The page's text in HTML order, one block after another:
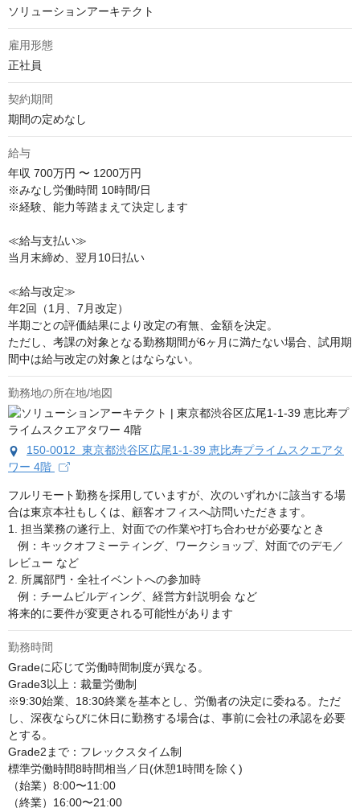
ソリューションアーキテクト
雇用形態
正社員
契約期間
期間の定めなし
給与
年収 700万円 〜 1200万円
※みなし労働時間 10時間/日
※経験、能力等踏まえて決定します
≪給与支払い≫
当月末締め、翌月10日払い
≪給与改定≫
年2回（1月、7月改定）
半期ごとの評価結果により改定の有無、金額を決定。
ただし、考課の対象となる勤務期間が6ヶ月に満たない場合、試用期
間中は給与改定の対象とはならない。
勤務地の所在地/地図
150-0012 東京都渋谷区広尾1-1-39 恵比寿プライムスクエアタ
ワー 4階
フルリモート勤務を採用していますが、次のいずれかに該当する場
合は東京本社もしくは、顧客オフィスへ訪問いただきます。
1. 担当業務の遂行上、対面での作業や打ち合わせが必要なとき
レビュー など
2. 所属部門・全社イベントへの参加時
将来的に要件が変更される可能性があります
勤務時間
Gradeに応じて労働時間制度が異なる。
Grade3以上：裁量労働制
※9:30始業、18:30終業を基本とし、労働者の決定に委ねる。ただ
し、深夜ならびに休日に勤務する場合は、事前に会社の承認を必要
とする。
Grade2まで：フレックスタイム制
標準労働時間8時間相当／日(休憩1時間を除く)
（始業）8:00〜11:00
（終業）16:00〜21:00